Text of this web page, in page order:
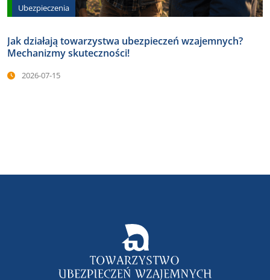
Ubezpieczenia
Jak działają towarzystwa ubezpieczeń wzajemnych?
Mechanizmy skuteczności!
2026-07-15